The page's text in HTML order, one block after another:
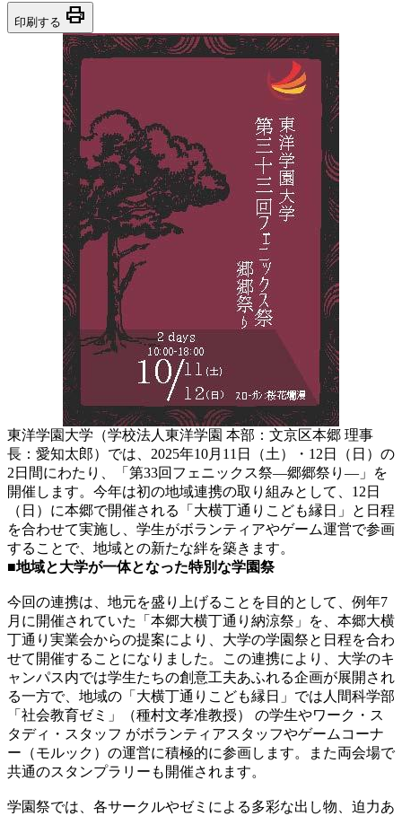
印刷する print
東洋学園大学（学校法人東洋学園 本部：文京区本郷 理事
長：愛知太郎）では、2025年10月11日（土）・12日（日）の
2日間にわたり、「第33回フェニックス祭―郷郷祭り―」を
開催します。今年は初の地域連携の取り組みとして、12日
（日）に本郷で開催される「大横丁通りこども縁日」と日程
を合わせて実施し、学生がボランティアやゲーム運営で参画
することで、地域との新たな絆を築きます。
■地域と大学が一体となった特別な学園祭
今回の連携は、地元を盛り上げることを目的として、例年7
月に開催されていた「本郷大横丁通り納涼祭」を、本郷大横
丁通り実業会からの提案により、大学の学園祭と日程を合わ
せて開催することになりました。この連携により、大学のキ
ャンパス内では学生たちの創意工夫あふれる企画が展開され
る一方で、地域の「大横丁通りこども縁日」では人間科学部
「社会教育ゼミ」（種村文孝准教授） の学生やワーク・ス
タディ・スタッフ がボランティアスタッフやゲームコーナ
ー（モルック）の運営に積極的に参画します。また両会場で
共通のスタンプラリーも開催されます。
学園祭では、各サークルやゼミによる多彩な出し物、迫力あ